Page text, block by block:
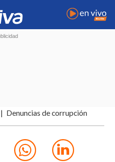
Denuncias de corrupción